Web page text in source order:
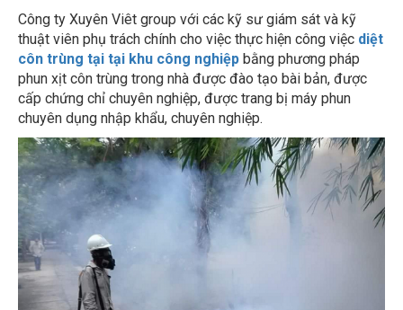
Công ty Xuyên Viêt group với các kỹ sư giám sát và kỹ
thuật viên phụ trách chính cho việc thực hiện công việc diệt
côn trùng tại tại khu công nghiệpbằng phương pháp
phun xịt côn trùng trong nhà được đào tạo bài bản, được
cấp chứng chỉ chuyên nghiệp, được trang bị máy phun
chuyên dụng nhập khẩu, chuyên nghiệp.